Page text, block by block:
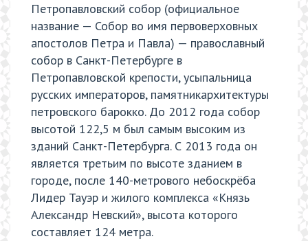
Петропавловский собор (официальное
название — Собор во имя первоверховных
апостолов Петра и Павла) — православный
собор в Санкт-Петербурге в
Петропавловской крепости, усыпальница
русских императоров, памятникархитектуры
петровского барокко. До 2012 года собор
высотой 122,5 м был самым высоким из
зданий Санкт-Петербурга. С 2013 года он
является третьим по высоте зданием в
городе, после 140-метрового небоскрёба
Лидер Тауэр и жилого комплекса «Князь
Александр Невский», высота которого
составляет 124 метра.